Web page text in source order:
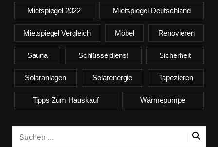
Mietspiegel 2022 Mietspiegel Deutschland
Mietspiegel Vergleich Möbel Renovieren
Sauna Schlüsseldienst Sicherheit
Solaranlagen Solarenergie Tapezieren
Tipps Zum Hauskauf Wärmepumpe